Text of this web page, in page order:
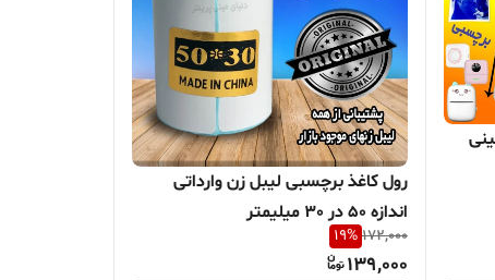
رول کاغذ برچسبی لیبل زن وارداتی
اندازه 50 در 30 میلیمتر
172,000
19%
139,000